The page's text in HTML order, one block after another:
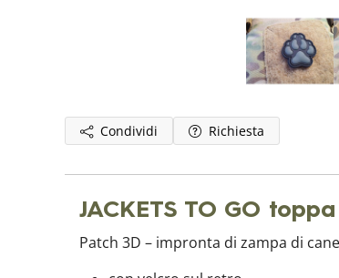
Condividi Richiesta
JACKETS TO GO
Patch 3D – impronta di zampa di